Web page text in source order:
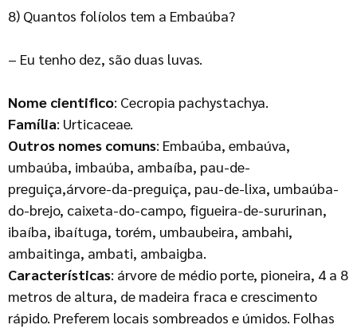
8) Quantos folíolos tem a Embaúba?
– Eu tenho dez, são duas luvas.
Nome cientifico: Cecropia pachystachya.
Família: Urticaceae.
Outros nomes comuns: Embaúba, embaúva,
umbaúba, imbaúba, ambaíba, pau-de-
preguiça,árvore-da-preguiça, pau-de-lixa, umbaúba-
do-brejo, caixeta-do-campo, figueira-de-sururinan,
ibaíba, ibaítuga, torém, umbaubeira, ambahi,
ambaitinga, ambati, ambaigba.
Características: árvore de médio porte, pioneira, 4 a 8
metros de altura, de madeira fraca e crescimento
rápido. Preferem locais sombreados e úmidos. Folhas